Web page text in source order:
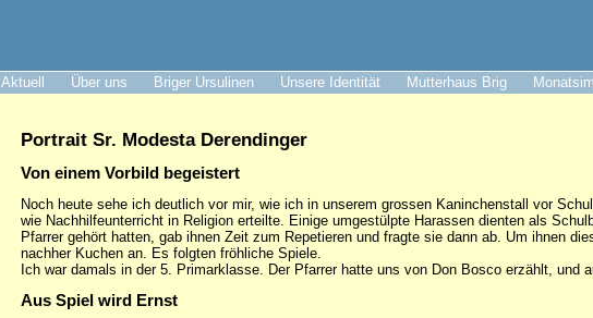
Aktuell Über uns Briger Ursulinen Unsere Identität Mutterhaus Brig
Portrait Sr. Modesta Derendinger
Von einem Vorbild begeistert
Noch heute sehe ich deutlich vor mir, wie ich in unserem grossen Kaninchenstall vor
wie Nachhilfeunterricht in Religion erteilte. Einige umgestülpte Harassen dienten als
Pfarrer gehört hatten, gab ihnen Zeit zum Repetieren und fragte sie dann ab. Um ihnen
nachher Kuchen an. Es folgten fröhliche Spiele.
Ich war damals in der 5. Primarklasse. Der Pfarrer hatte uns von Don Bosco erzählt, und
Aus Spiel wird Ernst